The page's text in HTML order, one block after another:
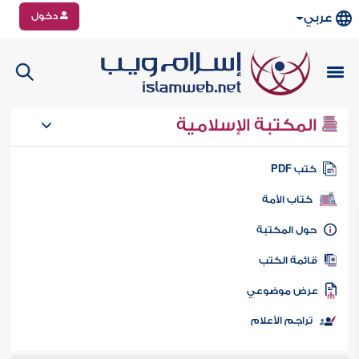
عربي دخول
المكتبة الإسلامية
كتب PDF
كتاب الأمة
المكتبة
الكتب
موضوعي